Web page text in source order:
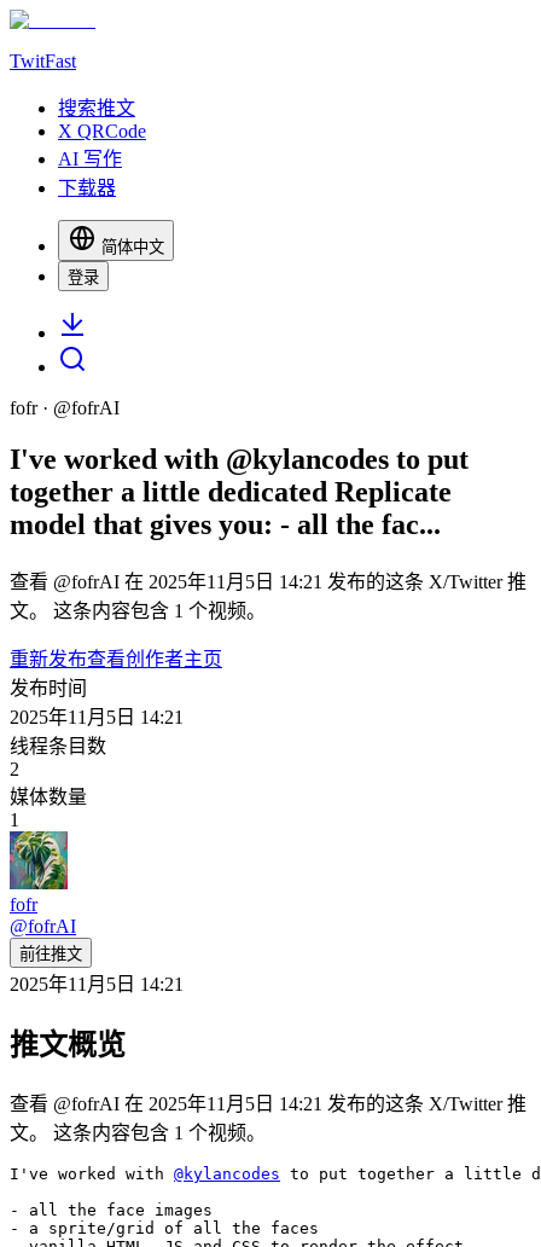
TwitFast
搜索推文
X QRCode
AI 写作
下载器
简体中文
登录
fofr· @fofrAI
I've worked with @kylancodes to put
together a little dedicated Replicate
model that gives you: - all the fac...
查看 @fofrAI 在 2025年11月5日 14:21 发布的这条 X/Twitter 推
文。 这条内容包含 1 个视频。
重新发布查看创作者主页
发布时间
2025年11月5日 14:21
线程条目数
2
媒体数量
1
fofr
@fofrAI
前往推文
2025年11月5日 14:21
推文概览
查看 @fofrAI 在 2025年11月5日 14:21 发布的这条 X/Twitter 推
文。 这条内容包含 1 个视频。
I've worked with @kylancodes to put together a little
- all the face images
- a sprite/grid of all the faces